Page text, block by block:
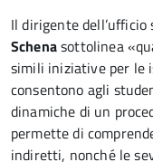
Il dirigente
Schenasottolinea
simili iniziative per le
consentono agli
dinamiche di un
permette di
indiretti, nonché le